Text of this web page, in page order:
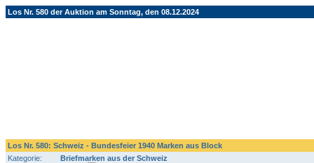
Los Nr. 580 der Auktion am Sonntag, den 08.12.2024
Los Nr. 580: Schweiz - Bundesfeier 1940 Marken aus Block
Kategorie:
Briefmarken aus der Schweiz